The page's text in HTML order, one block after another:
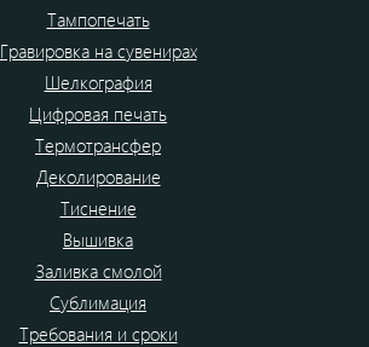
Тампопечать
Гравировка на сувенирах
Шелкография
Цифровая печать
Термотрансфер
Деколирование
Тиснение
Вышивка
Заливка смолой
Сублимация
Требования и сроки